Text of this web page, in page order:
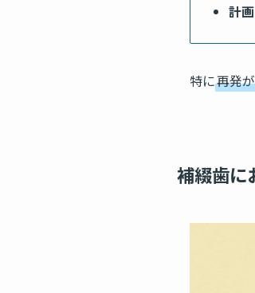
計
特に再発
補綴歯に